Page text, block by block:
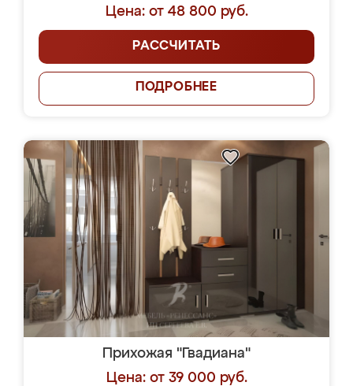
Цена: от 48 800 руб.
РАССЧИТАТЬ
ПОДРОБНЕЕ
Прихожая "Гвадиана"
Цена: от 39 000 руб.